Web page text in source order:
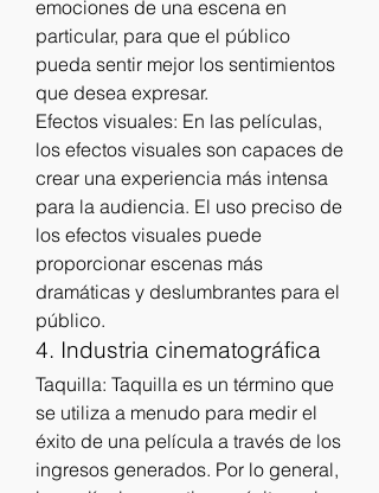
emociones de una escena en
particular, para que el público
pueda sentir mejor los sentimientos
que desea expresar.
Efectos visuales: En las películas,
los efectos visuales son capaces de
crear una experiencia más intensa
para la audiencia. El uso preciso de
los efectos visuales puede
proporcionar escenas más
dramáticas y deslumbrantes para el
público.
4. Industria cinematográfica
Taquilla: Taquilla es un término que
se utiliza a menudo para medir el
éxito de una película a través de los
ingresos generados. Por lo general,